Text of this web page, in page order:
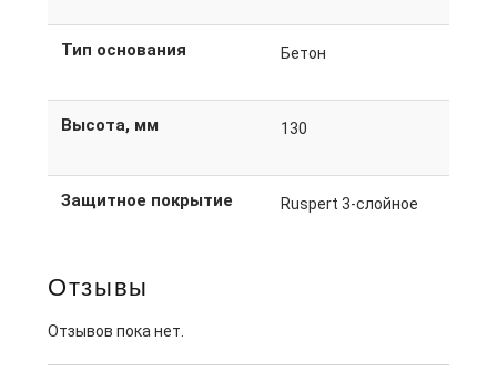
Тип основания Бетон
Высота, мм 130
Защитное покрытие Ruspert 3-слойное
Отзывы
Отзывов пока нет.